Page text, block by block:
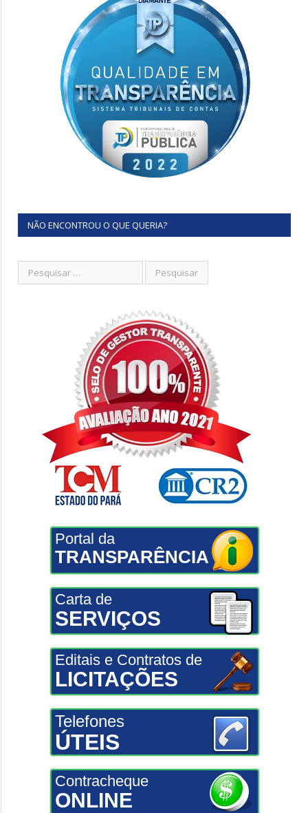
NÃO ENCONTROU O QUE QUERIA?
Portal da
TRANSPARÊNCIA
Carta de
SERVIÇOS
Editais e Contratos de
LICITAÇÕES
Telefones
ÚTEIS
Contracheque
ONLINE